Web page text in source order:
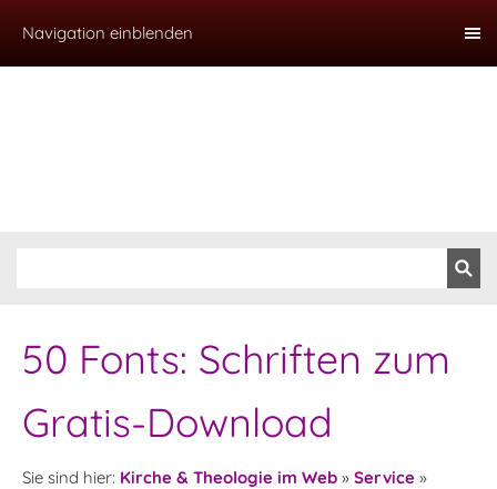
Navigation einblenden
50 Fonts: Schriften zum
Gratis-Download
Sie sind hier: Kirche & Theologie im Web » Service »